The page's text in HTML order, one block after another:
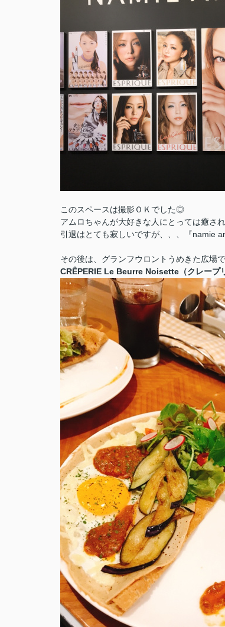
このスペースは撮影ＯＫでした◎
アムロちゃんが大好きな人にとっては癒さ
引退はとても寂しいですが、、、『namie
その後は、グランフウロントうめきた広場
CRÊPERIE Le Beurre Noisette（クレープ